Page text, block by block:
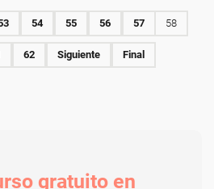
54 55 56 57 58
62 Siguiente Final
gratuito en